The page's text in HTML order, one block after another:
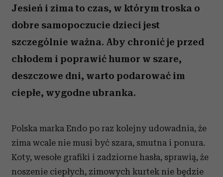
Jesień i zima to czas, w którym troska o
dobre samopoczucie dzieci jest
szczególnie ważna. Aby chronić je przed
chłodem i poprawić humor w szare,
deszczowe dni, warto podarować im
ciepłe, wygodne ubranka.
Polska marka Endo po raz kolejny udowadnia, że
zima wcale nie musi być szara, smutna i ponura.
Koty, wesołe grafiki i zadziorne hasła, sprawią, że
noszenie ciepłych, zimowych kurtek nie będzie